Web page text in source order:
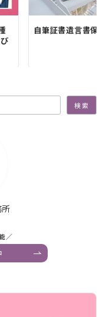
自筆証書遺言書保
検索
所
／